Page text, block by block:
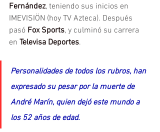
Fernández, teniendo sus inicios en
IMEVISIÖN (hoy TV Azteca). Después
pasó Fox Sports, y culminó su carrera
en Televisa Deportes.
Personalidades de todos los rubros, han
expresado su pesar por la muerte de
André Marín, quien dejó este mundo a
los 52 años de edad.